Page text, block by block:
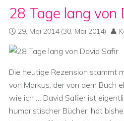
28 Tage lang von
29. Mai 2014(30. Mai 2014)
Die heutige Rezension stammt
von Markus, der von dem Buch
wie ich … David Safier ist
humoristischer Bücher, hat